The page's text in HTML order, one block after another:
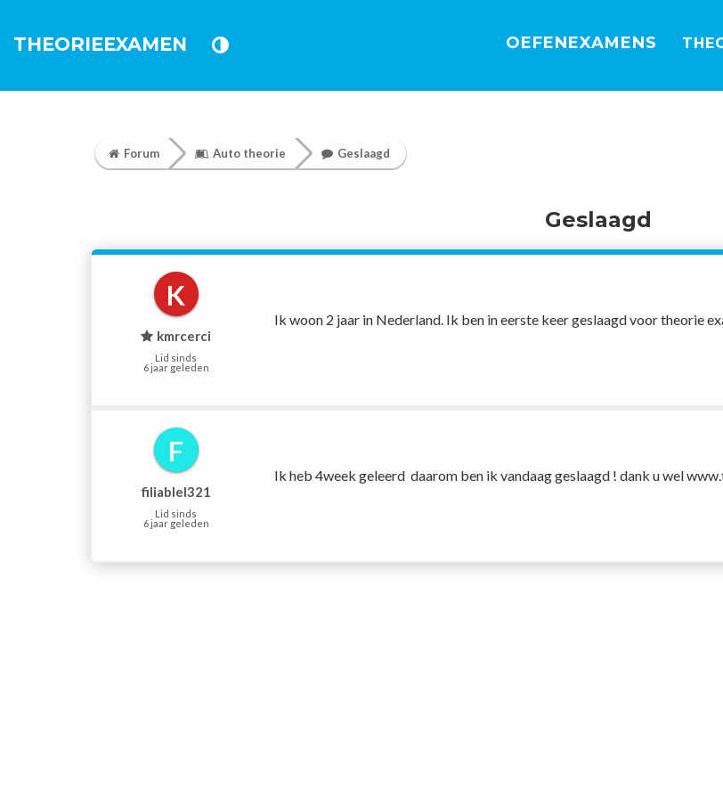
THEORIEEXAMEN OEFENEXAMENS
Forum Auto theorie Geslaagd
Geslaagd
K
kmrcerci
Lid sinds
6 jaar geleden
Ik woon 2 jaar in Nederland. Ik ben in eerste keer geslaagd voor theorie
F
filiablel321
Lid sinds
6 jaar geleden
Ik heb 4week geleerd  daarom ben ik vandaag geslaagd ! dank u wel